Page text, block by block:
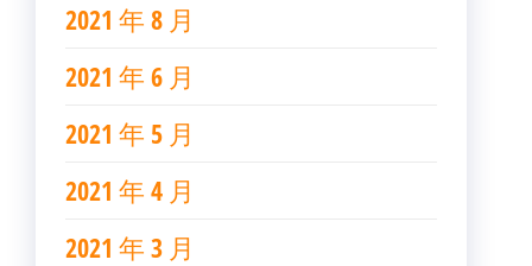
2021 年 8 月
2021 年 6 月
2021 年 5 月
2021 年 4 月
2021 年 3 月